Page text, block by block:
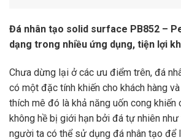
Đá nhân tạo solid surface PB852 –
dạng trong nhiều ứng dụng, tiện lợi
Chưa dừng lại ở các ưu điểm trên, đá
có một đặc tính khiến cho khách hàng
thích mê đó là khả năng uốn cong khiến
không hề bị giới hạn bởi đá tự nhiên
người ta có thể sử dụng đá nhân tạo để